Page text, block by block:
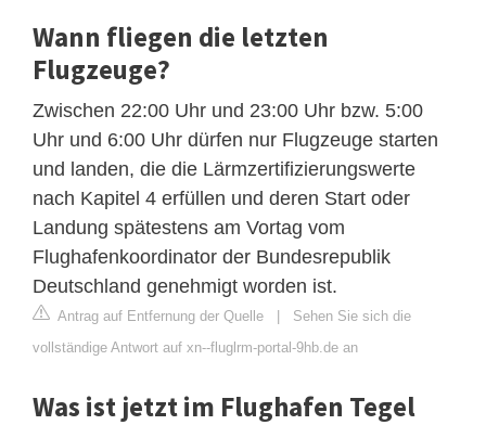
Wann fliegen die letzten
Flugzeuge?
Zwischen 22:00 Uhr und 23:00 Uhr bzw. 5:00
Uhr und 6:00 Uhr dürfen nur Flugzeuge starten
und landen, die die Lärmzertifizierungswerte
nach Kapitel 4 erfüllen und deren Start oder
Landung spätestens am Vortag vom
Flughafenkoordinator der Bundesrepublik
Deutschland genehmigt worden ist.
Antrag auf Entfernung der Quelle | Sehen Sie sich die
vollständige Antwort auf xn--fluglrm-portal-9hb.de an
Was ist jetzt im Flughafen Tegel